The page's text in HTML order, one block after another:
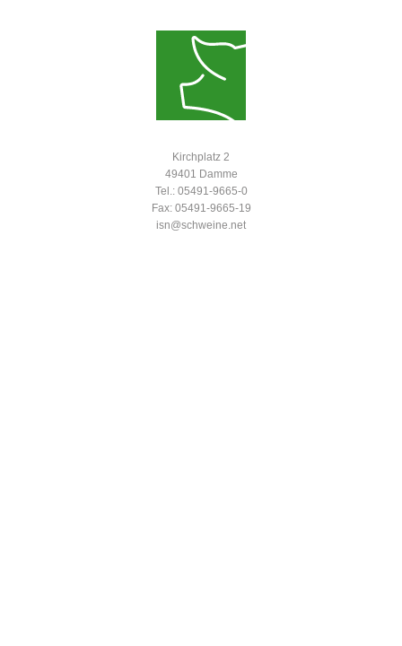
Kirchplatz 2
49401 Damme
Tel.: 05491-9665-0
Fax: 05491-9665-19
isn@schweine.net